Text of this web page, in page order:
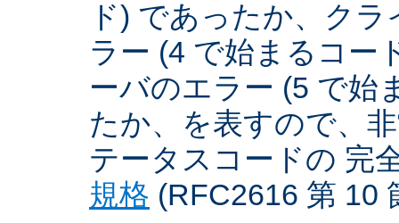
ド) であったか、ク
ラー (4 で始まるコー
ーバのエラー (5 で始
たか、を表すので、
テータスコードの 完
規格 (RFC2616 第 10